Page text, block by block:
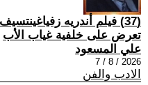
(37) فيلم أندريه
تعرض على خلفية غياب الأب
علي المسعود
2026 / 8 / 7
الادب والفن